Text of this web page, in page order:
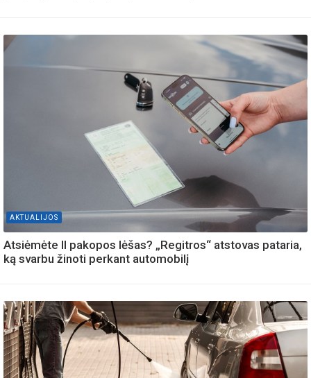
AKTUALIJOS
Atsiėmėte II pakopos lėšas? „Regitros“ atstovas pataria,
ką svarbu žinoti perkant automobilį